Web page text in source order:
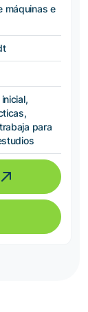
máquinas e
para